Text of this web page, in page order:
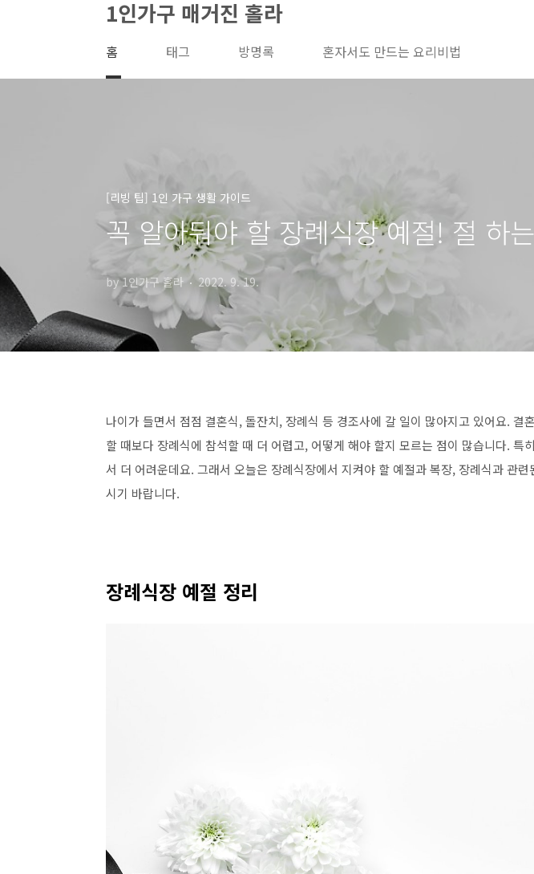
1인가구 매거진 홀라
홈 태그 방명록 혼자서도 만드는 요리비법
[리빙 팁] 1인 가구 생활 가이드
꼭 알아둬야 할 장례식장 예절! 절 하
by 1인가구 홀라 2022. 9. 19.
나이가 들면서 점점 결혼식, 돌잔치, 장례식 등 경조사에 갈 일이 많아지고 있어요. 결
할 때보다 장례식에 참석할 때 더 어렵고, 어떻게 해야 할지 모르는 점이 많습니다. 특
서 더 어려운데요. 그래서 오늘은 장례식장에서 지켜야 할 예절과 복장, 장례식과 관
시기 바랍니다.
장례식장 예절 정리